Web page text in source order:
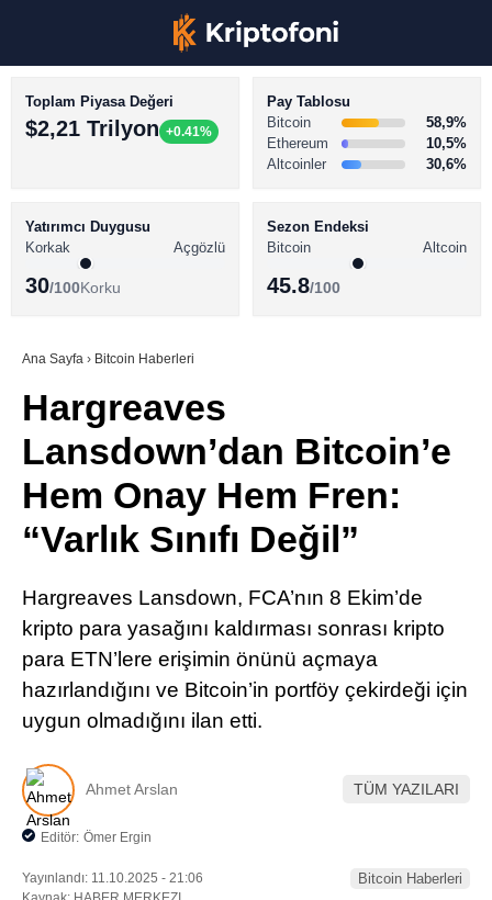
TikTok
BİTCOİN HABERLERİ
ALTCOİN HABERLERİ
SÖZLÜK
Toplam Piyasa Değeri
$2,21 Trilyon +0.41%
Pay Tablosu
Bitcoin
58,9%
Ethereum
10,5%
Altcoinler
30,6%
Yatırımcı Duygusu
Korkak
Açgözlü
30/100Korku
Sezon Endeksi
Bitcoin
Altcoin
45.8/100
Ana Sayfa › Bitcoin Haberleri
Hargreaves
Lansdown’dan Bitcoin’e
Hem Onay Hem Fren:
“Varlık Sınıfı Değil”
Hargreaves Lansdown, FCA’nın 8 Ekim’de
kripto para yasağını kaldırması sonrası kripto
para ETN’lere erişimin önünü açmaya
hazırlandığını ve Bitcoin’in portföy çekirdeği için
uygun olmadığını ilan etti.
Ahmet Arslan TÜM YAZILARI
Editör: Ömer Ergin
Yayınlandı: 11.10.2025 - 21:06
Bitcoin Haberleri